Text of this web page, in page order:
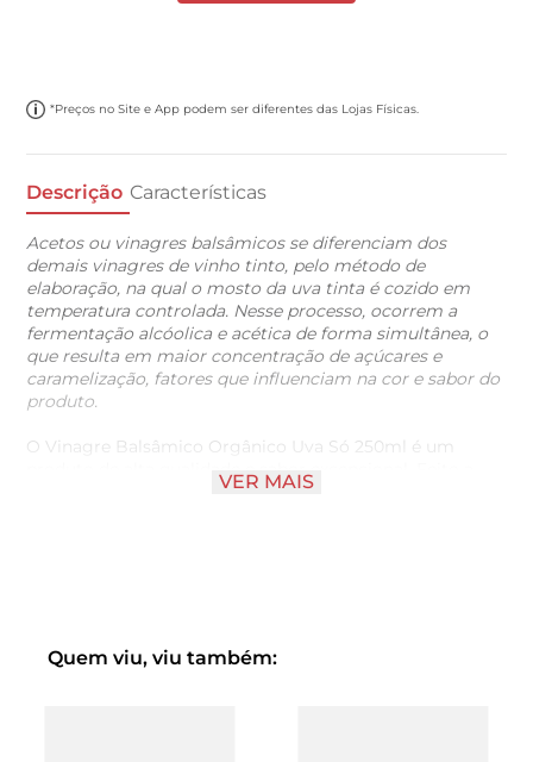
*Preços no Site e App podem ser diferentes das Lojas Físicas.
Descrição Características
Acetos ou vinagres balsâmicos se diferenciam dos
demais vinagres de vinho tinto, pelo método de
elaboração, na qual o mosto da uva tinta é cozido em
temperatura controlada. Nesse processo, ocorrem a
fermentação alcóolica e acética de forma simultânea, o
que resulta em maior concentração de açúcares e
caramelização, fatores que influenciam na cor e sabor do
produto.
O Vinagre Balsâmico Orgânico Uva Só 250ml é um
produto de alta qualidade e sabor excepcional. Feito a
partir de uvas orgânicas selecionadas, esse vinagre é
VER MAIS
Quem viu, viu também: